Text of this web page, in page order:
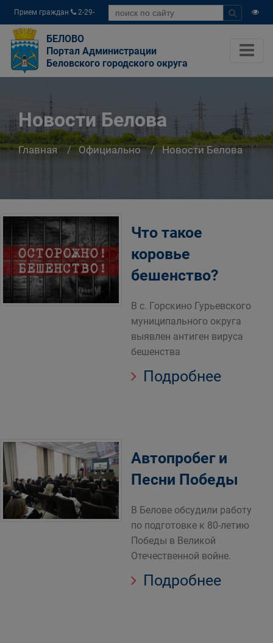
Прием граждан
2-29-
04
БЕЛОВО
Портал Администрации
Беловского городского округа
Новости Белова
Главная Официально Новости Белова
Что такое
коровье
бешенство?
В с. Горскино Гурьевского
муниципального округа
выявлен антиген вируса
бешенства
Подробнее
Автопробег и
Песни Победы
В Белове обсудили работу
по подготовке к 80-летию
Победы в Великой
Отечественной войне.
Подробнее